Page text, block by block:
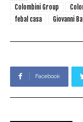
Colombini Group
febal casa
Giovanni
Facebook